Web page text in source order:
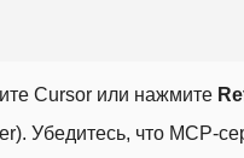
Cursor или нажмите
Убедитесь, что MCP-